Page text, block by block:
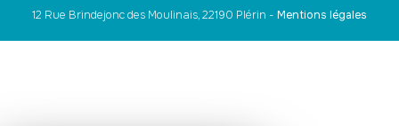
12 Rue Brindejonc des Moulinais, 22190 Plérin - Mentions légales